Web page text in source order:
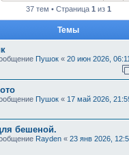
37 тем • Страница 1 из 1
Темы
Пушок « 20 июн 2026, 06:11
Пушок « 17 май 2026,
бешеной.
Rayden « 23 янв 2026,